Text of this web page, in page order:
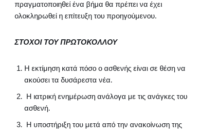
πραγματοποιηθεί ένα βήμα θα πρέπει να έχει
ολοκληρωθεί η επίτευξη του προηγούμενου.
ΣΤΟΧΟΙ ΤΟΥ ΠΡΩΤΟΚΟΛΛΟΥ
Η εκτίμηση κατά πόσο ο ασθενής είναι σε θέση να
ακούσει τα δυσάρεστα νέα.
Η ιατρική ενημέρωση ανάλογα με τις ανάγκες του
ασθενή.
Η υποστήριξη του μετά από την ανακοίνωση της